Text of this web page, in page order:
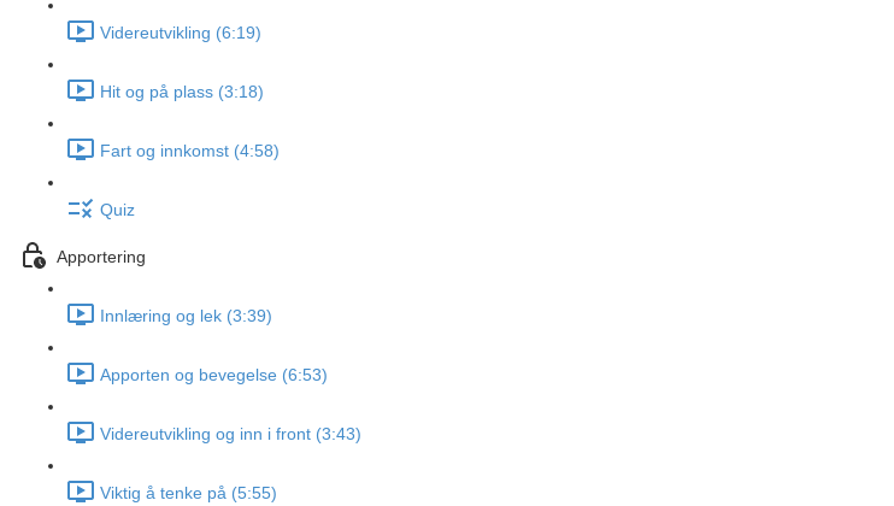
Videreutvikling (6:19)
Hit og på plass (3:18)
Fart og innkomst (4:58)
Quiz
Apportering
Innlæring og lek (3:39)
Apporten og bevegelse (6:53)
Videreutvikling og inn i front (3:43)
Viktig å tenke på (5:55)